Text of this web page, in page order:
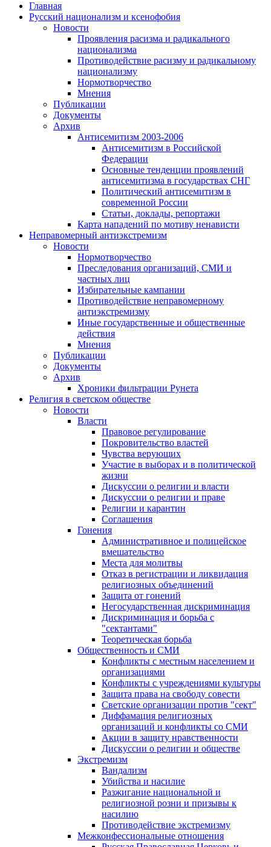
Главная
Русский национализм и ксенофобия
Новости
Проявления расизма и радикального
национализма
Противодействие расизму и радикальному
национализму
Нормотворчество
Мнения
Публикации
Документы
Архив
Антисемитизм 2003-2006
Антисемитизм в Российской
Федерации
Основные тенденции проявлений
антисемитизма в государствах СНГ
Политический антисемитизм в
современной России
Статьи, доклады, репортажи
Карта нападений по мотиву ненависти
Неправомерный антиэкстремизм
Новости
Нормотворчество
Преследования организаций, СМИ и
частных лиц
Избирательные кампании
Противодействие неправомерному
антиэкстремизму
Иные государственные и общественные
действия
Мнения
Публикации
Документы
Архив
Хроники фильтрации Рунета
Религия в светском обществе
Новости
Власти
Правовое регулирование
Покровительство властей
Чувства верующих
Участие в выборах и в политической
жизни
Дискуссии о религии и власти
Дискуссии о религии и праве
Религии и карантин
Соглашения
Гонения
Административное и полицейское
вмешательство
Места для молитвы
Отказ в регистрации и ликвидация
религиозных объединений
Защита от гонений
Негосударственная дискриминация
Дискриминация и борьба с
"сектантами"
Теоретическая борьба
Общественность и СМИ
Конфликты с местным населением и
организациями
Конфликты с учреждениями культуры
Защита права на свободу совести
Светские организации против "сект"
Диффамация религиозных
организаций и конфликты со СМИ
Акции в защиту нравственности
Дискуссии о религии и обществе
Экстремизм
Вандализм
Убийства и насилие
Разжигание национальной и
религиозной розни и призывы к
насилию
Противодействие экстремизму
Межконфессиональные отношения